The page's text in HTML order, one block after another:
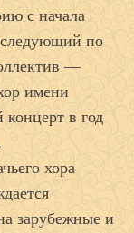
с начала
следующий по
—
имени
в год
хора
зарубежные и